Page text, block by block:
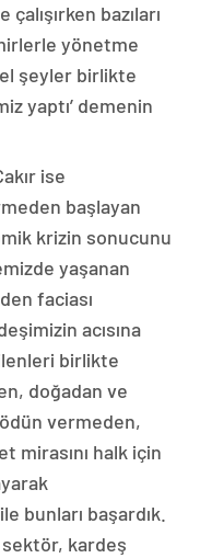
bazıları
yönetme
şeyler birlikte
yaptı’ demenin
ise
başlayan
krizin sonucunu
yaşanan
faciası
acısına
birlikte
doğadan ve
vermeden,
mirasını halk için
bunları başardık.
kardeş